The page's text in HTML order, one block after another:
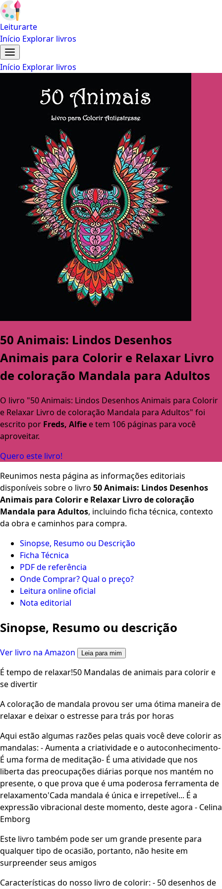
Leiturarte
Início Explorar livros
Início Explorar livros
50 Animais: Lindos Desenhos
Animais para Colorir e Relaxar Livro
de coloração Mandala para Adultos
O livro "50 Animais: Lindos Desenhos Animais para Colorir
e Relaxar Livro de coloração Mandala para Adultos" foi
escrito por Freds, Alfie e tem 106 páginas para você
aproveitar.
Quero este livro!
Reunimos nesta página as informações editoriais
disponíveis sobre o livro 50 Animais: Lindos Desenhos
Animais para Colorir e Relaxar Livro de coloração
Mandala para Adultos, incluindo ficha técnica, contexto
da obra e caminhos para compra.
Sinopse, Resumo ou Descrição
Ficha Técnica
PDF de referência
Onde Comprar? Qual o preço?
Leitura online oficial
Nota editorial
Sinopse, Resumo ou descrição
Ver livro na Amazon Leia para mim
É tempo de relaxar!50 Mandalas de animais para colorir e
se divertir
A coloração de mandala provou ser uma ótima maneira de
relaxar e deixar o estresse para trás por horas
Aqui estão algumas razões pelas quais você deve colorir as
mandalas: - Aumenta a criatividade e o autoconhecimento-
É uma forma de meditação- É uma atividade que nos
liberta das preocupações diárias porque nos mantém no
presente, o que prova que é uma poderosa ferramenta de
relaxamento'Cada mandala é única e irrepetível... É a
expressão vibracional deste momento, deste agora - Celina
Emborg
Este livro também pode ser um grande presente para
qualquer tipo de ocasião, portanto, não hesite em
surpreender seus amigos
Características do nosso livro de colorir: - 50 desenhos de